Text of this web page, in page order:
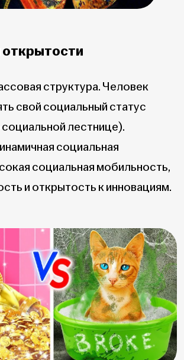
структура. Человек
свой социальный статус
лестнице).
социальная
социальная мобильность,
и открытость к инновациям.